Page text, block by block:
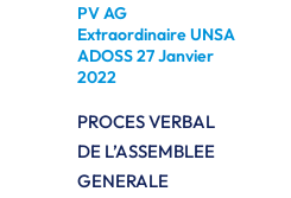
PV AG
Extraordinaire UNSA
ADOSS 27 Janvier
2022
PROCES VERBAL
DE L’ASSEMBLEE
GENERALE